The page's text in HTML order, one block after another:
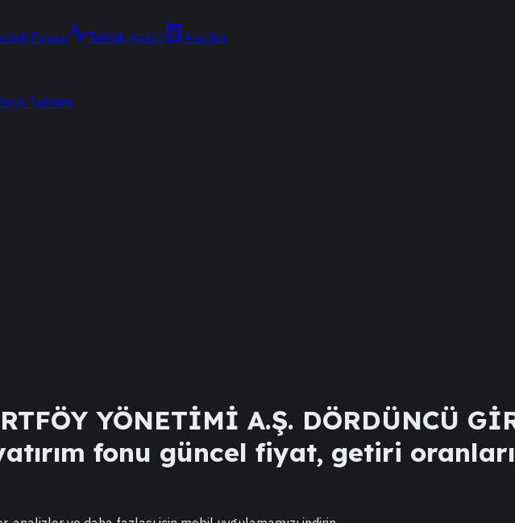
Piyasa Teknik Analiz
Araçlar
Takvimi
YÖNETİMİ A.Ş. DÖRDÜNCÜ
fonu güncel fiyat, getiri